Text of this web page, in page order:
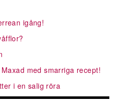
igång!
med smarriga recept!
i en salig röra